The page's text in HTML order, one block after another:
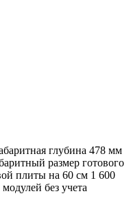
глубина 478 мм
размер готового
плиты на 60 см 1 600
без учета